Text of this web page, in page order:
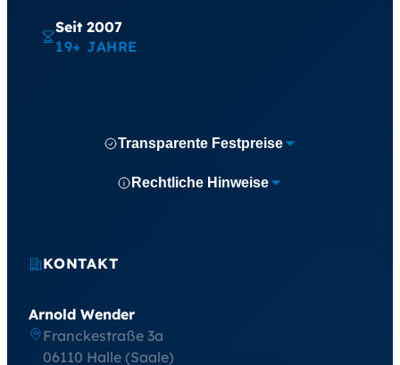
Seit 2007
19+ JAHRE
Transparente Festpreise
Rechtliche Hinweise
KONTAKT
Arnold Wender
Franckestraße 3a
06110 Halle (Saale)